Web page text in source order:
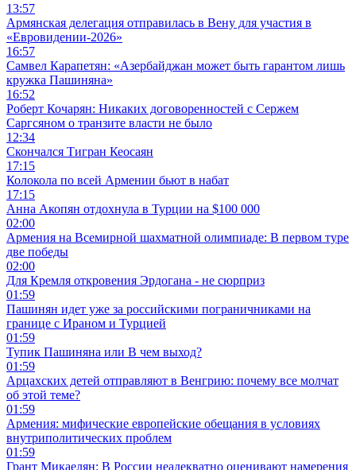
13:57
Армянская делегация отправилась в Вену для участия в
«Евровидении-2026»
16:57
Самвел Карапетян: «Азербайджан может быть гарантом лишь
кружка Пашиняна»
16:52
Роберт Кочарян: Никаких договоренностей с Сержем
Саргсяном о транзите власти не было
12:34
Скончался Тигран Кеосаян
17:15
Колокола по всей Армении бьют в набат
17:15
Анна Акопян отдохнула в Турции на $100 000
02:00
Армения на Всемирной шахматной олимпиаде: В первом туре
две победы
02:00
Для Кремля откровения Эрдогана - не сюрприз
01:59
Пашинян идет уже за российскими пограничниками на
границе с Ираном и Турцией
01:59
Тупик Пашиняна или В чем выход?
01:59
Арцахских детей отправляют в Венгрию: почему все молчат
об этой теме?
01:59
Армения: мифические европейские обещания в условиях
внутриполитических проблем
01:59
Грант Микаелян: В России неадекватно оценивают намерения